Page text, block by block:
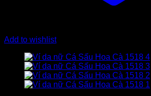
Add to wishlist